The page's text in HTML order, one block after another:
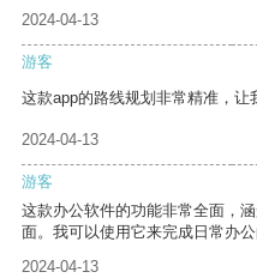
2024-04-13
游客
这款app的路线规划非常精准，让
2024-04-13
游客
这款办公软件的功能非常全面，
面。我可以使用它来完成日常办
2024-04-13